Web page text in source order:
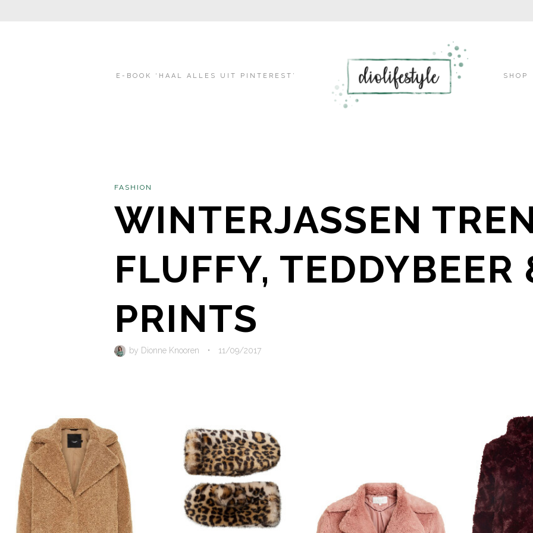
E-BOOK ‘HAAL ALLES UIT PINTEREST’ SHOP
FASHION
WINTERJASSEN
FLUFFY, TEDDYBEER
PRINTS
by Dionne Knooren • 11/09/2017